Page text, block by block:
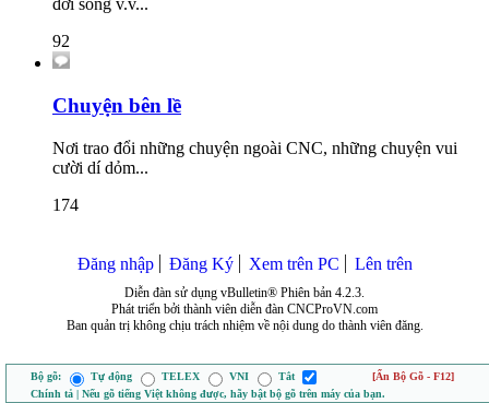
đời sống v.v...
92
Chuyện bên lề
Nơi trao đổi những chuyện ngoài CNC, những chuyện vui
cười dí dỏm...
174
Đăng nhập Đăng Ký Xem trên PC Lên trên
Diễn đàn sử dụng vBulletin® Phiên bản 4.2.3.
Phát triển bởi thành viên diễn đàn CNCProVN.com
Ban quản trị không chịu trách nhiệm về nội dung do thành viên đăng.
Bộ gõ: Tự động TELEX VNI Tắt
[Ẩn Bộ Gõ - F12]
Chính tả | Nếu gõ tiếng Việt không được, hãy bật bộ gõ trên máy của bạn.